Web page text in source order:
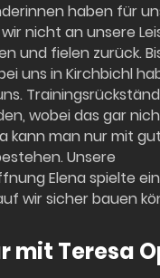
haben für
nicht an unsere
und fielen zurück.
uns in Kirchbichl
wobei das gar
kann man nur mit
Unsere
Elena spielte
wir sicher bauen
mit Teresa